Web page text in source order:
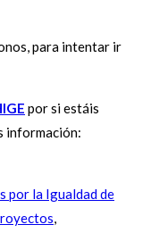
para intentar ir
por si estáis
información:
por la Igualdad de
,